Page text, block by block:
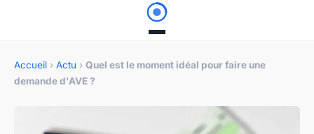
Accueil › Actu › Quel est le moment idéal pour faire une
demande d'AVE ?